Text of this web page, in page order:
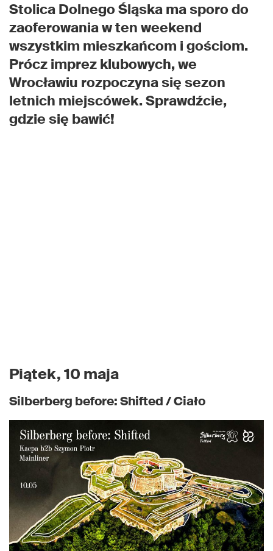
Stolica Dolnego Śląska ma sporo do
zaoferowania w ten weekend
wszystkim mieszkańcom i gościom.
Prócz imprez klubowych, we
Wrocławiu rozpoczyna się sezon
letnich miejscówek. Sprawdźcie,
gdzie się bawić!
Piątek, 10 maja
Silberberg before: Shifted / Ciało